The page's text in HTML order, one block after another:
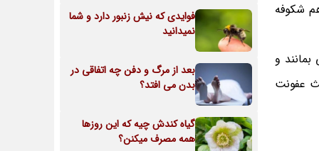
شکوفه
و
عفونت
فوایدی که نیش زنبور دارد و شما
نمیدانید
بعد از مرگ و دفن چه اتفاقی در
بدن می افتد؟
گیاه کندش چیه که این روزها
همه مصرف میکنن؟